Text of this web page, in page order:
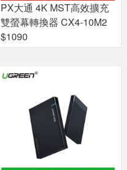
PX大通 4K MST高效擴充
雙螢幕轉換器 CX4-10M2
$1090